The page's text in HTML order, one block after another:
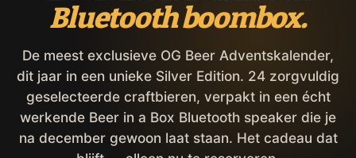
Bluetooth boombox.
De meest exclusieve OG Beer Adventskalender,
dit jaar in een unieke Silver Edition. 24 zorgvuldig
geselecteerde craftbieren, verpakt in een écht
werkende Beer in a Box Bluetooth speaker die je
na december gewoon laat staan. Het cadeau dat